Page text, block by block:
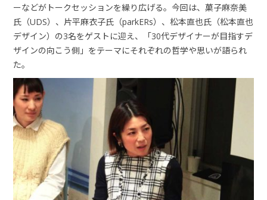
ーなどがトークセッションを繰り広げる。今回は、菓子麻奈美
氏（UDS）、片平麻衣子氏（parkERs）、松本直也氏（松本直也
デザイン）の3名をゲストに迎え、「30代デザイナーが目指すデ
ザインの向こう側」をテーマにそれぞれの哲学や思いが語られ
た。